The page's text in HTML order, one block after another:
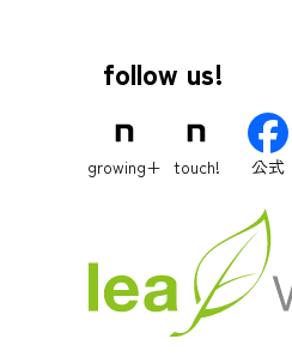
follow us!
growing+ touch! 公式